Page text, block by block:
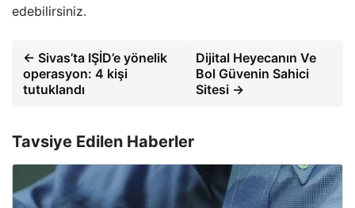
edebilirsiniz.
← Sivas’ta IŞİD’e yönelik
operasyon: 4 kişi
tutuklandı
Dijital Heyecanın Ve
Bol Güvenin Sahici
Sitesi →
Tavsiye Edilen Haberler